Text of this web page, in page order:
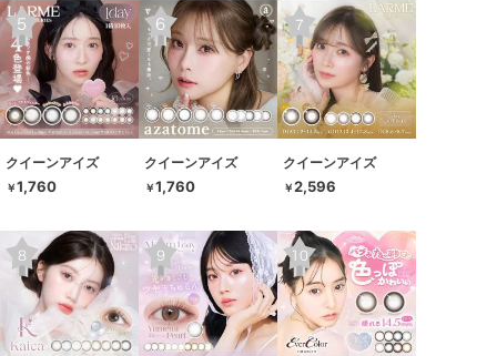
クイーンアイズ
￥1,760
クイーンアイズ
￥1,760
クイーンアイズ
￥2,596